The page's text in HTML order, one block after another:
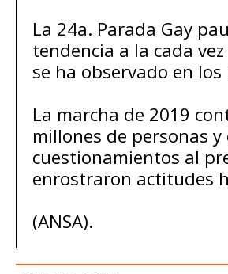
La 24a. Parada Gay
tendencia a la cada
se ha observado en
La marcha de 2019
millones de personas
cuestionamientos al
enrostraron actitudes
(ANSA).